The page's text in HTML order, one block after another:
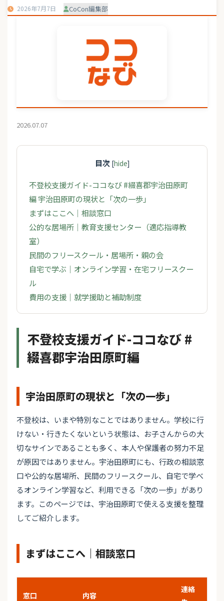
2026年7月7日 CoCon編集部
2026.07.07
目次 [hide]
不登校支援ガイド-ココなび #綴喜郡宇治田原町
編 宇治田原町の現状と「次の一歩」
まずはここへ｜相談窓口
公的な居場所｜教育支援センター（適応指導教
室）
民間のフリースクール・居場所・親の会
自宅で学ぶ｜オンライン学習・在宅フリースクー
ル
費用の支援｜就学援助と補助制度
不登校支援ガイド-ココなび #
綴喜郡宇治田原町編
宇治田原町の現状と「次の一歩」
不登校は、いまや特別なことではありません。学校に行
けない・行きたくないという状態は、お子さんからの大
切なサインであることも多く、本人や保護者の努力不足
が原因ではありません。宇治田原町にも、行政の相談窓
口や公的な居場所、民間のフリースクール、自宅で学べ
るオンライン学習など、利用できる「次の一歩」があり
ます。このページでは、宇治田原町で使える支援を整理
してご紹介します。
まずはここへ｜相談窓口
窓口 内容
連絡